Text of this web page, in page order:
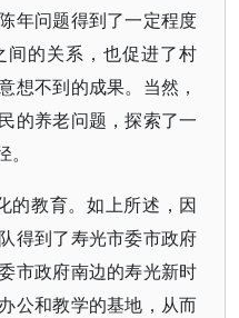
年问题得到了一定程度
的关系，也促进了村
想不到的成果。当然，
的养老问题，探索了一
的教育。如上所述，因
得到了寿光市委市政府
市政府南边的寿光新时
公和教学的基地，从而